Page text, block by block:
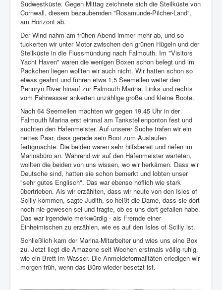
Südwestküste. Gegen Mittag zeichnete sich die Steilküste von
Cornwall, diesem bezaubernden "Rosamunde-Pilcher-Land",
am Horizont ab.
Der Wind nahm am frühen Abend immer mehr ab, und so
tuckerten wir unter Motor zwischen den grünen Hügeln und der
Steilküste in die Flussmündung nach Falmouth. Im "Visitors
Yacht Haven" waren die wenigen Boxen schon belegt und im
Päckchen liegen wollten wir auch nicht. Wir hatten schon so
etwas geahnt und fuhren etwa 1,5 Seemeilen weiter den
Pennryn River hinauf zur Falmouth Marina. Links und rechts
vom Fahrwasser ankerten unzählige große und kleine Boote.
Nach 64 Seemeilen machten wir gegen 19.45 Uhr in der
Falmouth Marina erst einmal am Tankstellenponton fest und
suchten den Hafenmeister. Auf unserer Suche trafen wir ein
nettes Paar, dass gerade sein Boot zum Auslaufen
fertigmachte. Die beiden waren sehr hilfsbereit und riefen im
Marinabüro an. Während wir auf den Hafenmeister warteten,
wollten die beiden von uns wissen, wo wir herkämen. Dass wir
Deutsche sind, hatten sie schon bemerkt und lobten unser
"sehr gutes Englisch". Das war ebenso höflich wie stark
übertrieben. Als wir erzählten, dass wir heute von den Isles of
Scilly kommen, sagte Judith, so heißt die Dame, dass sie dort
noch nie gewesen sei und fragte, ob es uns dort gefallen habe.
Das war irgendwie merkwürdig - als Fremde einer
Einheimischen zu erzählen, wie es auf den Isles of Scilly ist.
Schließlich kam der Marina-Mitarbeiter und wies uns eine Box
zu. Jetzt liegt die Amazone seit Wochen erstmals völlig ruhig,
wie ein Brett im Wasser. Die Anmeldeformalitäten erledigen wir
morgen früh, wenn das Büro wieder besetzt ist.